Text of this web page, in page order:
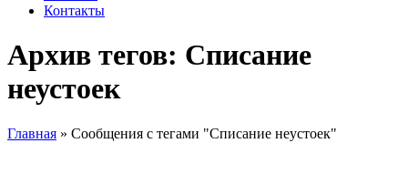
Контакты
Архив тегов: Списание
неустоек
Главная » Сообщения с тегами "Списание неустоек"